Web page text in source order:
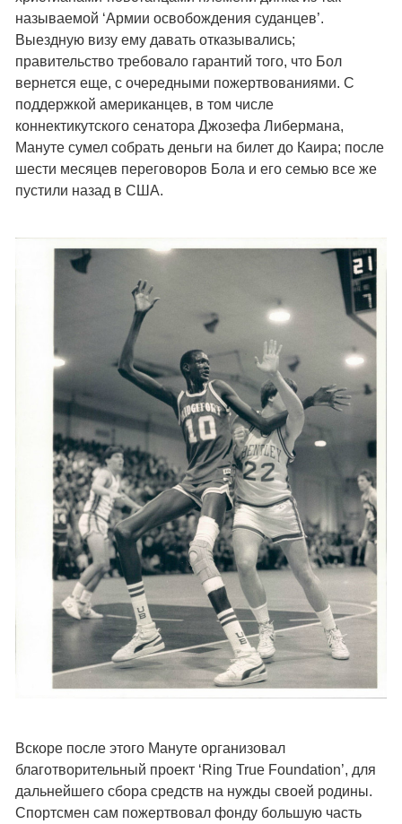
называемой ‘Армии освобождения суданцев’.
Выездную визу ему давать отказывались;
правительство требовало гарантий того, что Бол
вернется еще, с очередными пожертвованиями. С
поддержкой американцев, в том числе
коннектикутского сенатора Джозефа Либермана,
Мануте сумел собрать деньги на билет до Каира; после
шести месяцев переговоров Бола и его семью все же
пустили назад в США.
Вскоре после этого Мануте организовал
благотворительный проект ‘Ring True Foundation’, для
дальнейшего сбора средств на нужды своей родины.
Спортсмен сам пожертвовал фонду большую часть